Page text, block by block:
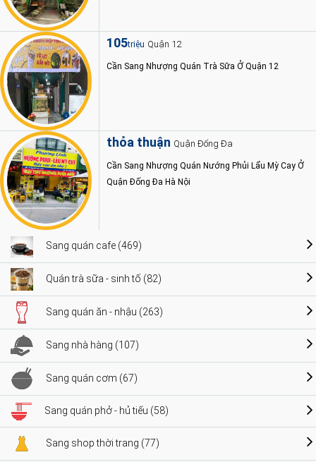
105triệu Quận 12
Cần Sang Nhượng Quán Trà Sữa Ở Quận 12
thỏa thuận Quận Đống Đa
Cần Sang Nhượng Quán Nướng Phủi Lẩu Mỳ Cay Ở
Quận Đống Đa Hà Nội
Sang quán cafe (469)
Quán trà sữa - sinh tố (82)
Sang quán ăn - nhậu (263)
Sang nhà hàng (107)
Sang quán cơm (67)
Sang quán phở - hủ tiếu (58)
Sang shop thời trang (77)